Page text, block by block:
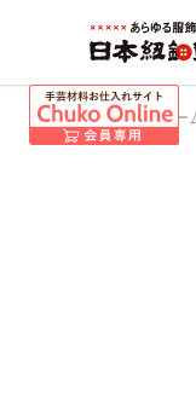
日本紐釦 ホー